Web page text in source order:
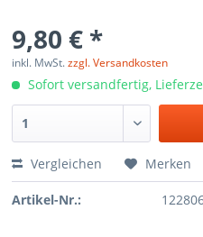
9,80 € *
inkl. MwSt.zzgl. Versandkosten
Sofort versandfertig,
Vergleichen Merken
Artikel-Nr.: